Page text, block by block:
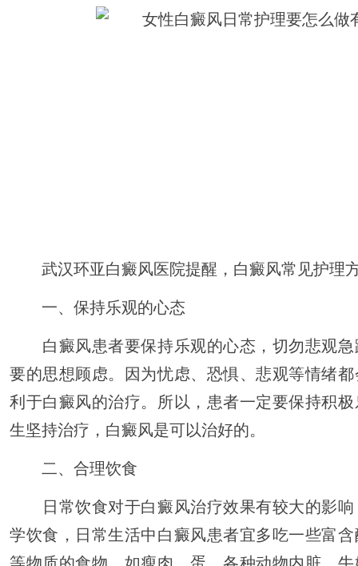
武汉环亚白癜风医院提醒，白癜风常见护理
一、保持乐观的心态
白癜风患者要保持乐观的心态，切勿悲观急
要的思想顾虑。因为忧虑、恐惧、悲观等情绪
利于白癜风的治疗。所以，患者一定要保持积
生坚持治疗，白癜风是可以治好的。
二、合理饮食
日常饮食对于白癜风治疗效果有较大的影响
学饮食，日常生活中白癜风患者宜多吃一些富
等物质的食物，如瘦肉、蛋、各种动物内脏、